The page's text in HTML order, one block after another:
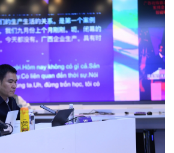
Video
Ảnh
E-Magazine
Infographic